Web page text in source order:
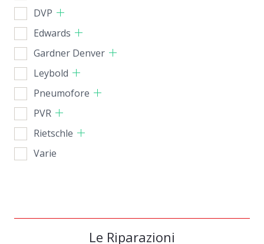
DVP
Edwards
Gardner Denver
Leybold
Pneumofore
PVR
Rietschle
Varie
Le Riparazioni